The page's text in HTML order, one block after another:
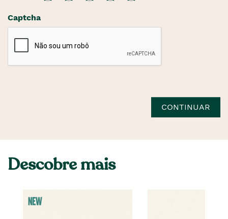
Captcha
CONTINUAR
Descobre mais